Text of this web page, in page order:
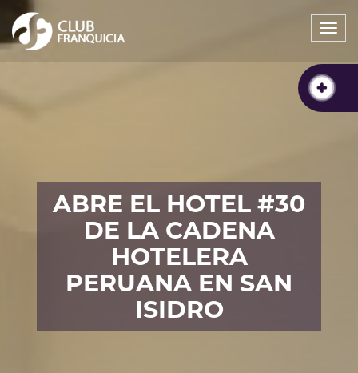
ABRE EL HOTEL #30
DE LA CADENA
HOTELERA
PERUANA EN SAN
ISIDRO